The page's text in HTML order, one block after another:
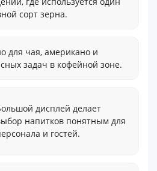
сорт зерна.
для чая, американо и
задач в кофейной зоне.
дисплей делает
напитков понятным для
и гостей.